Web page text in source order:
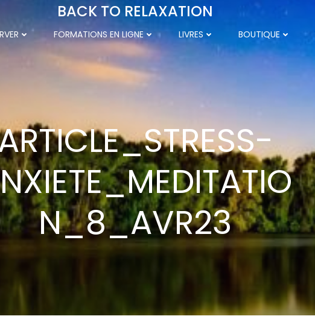
BACK TO RELAXATION
FORMATIONS EN LIGNE LIVRES BOUTIQUE
N_8_AVR23